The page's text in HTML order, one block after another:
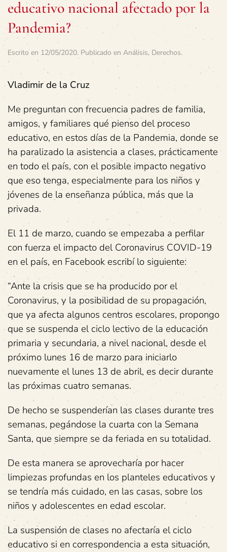
educativo nacional afectado por la
Pandemia?
Escrito en 12/05/2020. Publicado en Análisis, Derechos.
Vladimir de la Cruz
Me preguntan con frecuencia padres de familia,
amigos, y familiares qué pienso del proceso
educativo, en estos días de la Pandemia, donde se
ha paralizado la asistencia a clases, prácticamente
en todo el país, con el posible impacto negativo
que eso tenga, especialmente para los niños y
jóvenes de la enseñanza pública, más que la
privada.
El 11 de marzo, cuando se empezaba a perfilar
con fuerza el impacto del Coronavirus COVID-19
en el país, en Facebook escribí lo siguiente:
“Ante la crisis que se ha producido por el
Coronavirus, y la posibilidad de su propagación,
que ya afecta algunos centros escolares, propongo
que se suspenda el ciclo lectivo de la educación
primaria y secundaria, a nivel nacional, desde el
próximo lunes 16 de marzo para iniciarlo
nuevamente el lunes 13 de abril, es decir durante
las próximas cuatro semanas.
De hecho se suspenderían las clases durante tres
semanas, pegándose la cuarta con la Semana
Santa, que siempre se da feriada en su totalidad.
De esta manera se aprovecharía por hacer
limpiezas profundas en los planteles educativos y
se tendría más cuidado, en las casas, sobre los
niños y adolescentes en edad escolar.
La suspensión de clases no afectaría el ciclo
educativo si en correspondencia a esta situación,